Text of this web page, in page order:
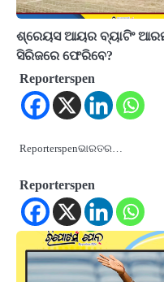
ଶ୍ରେୟସ ଆୟର ବ୍ୟାଟିଂ
ସିରିଜରେ ଫେରିବେ?
Reporterspen
Reporterspenଭାରତର…
Reporterspen